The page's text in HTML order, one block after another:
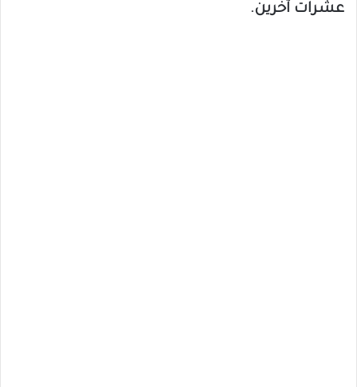
عشرات آخرين.